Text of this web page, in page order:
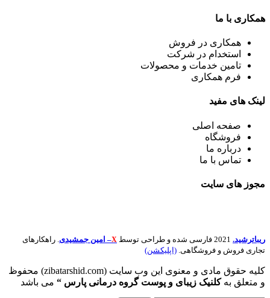
همکاری با ما
همکاری در فروش
استخدام در شرکت
تامین خدمات و محصولات
فرم همکاری
لینک های مفید
صفحه اصلی
فروشگاه
درباره ما
تماس با ما
مجوز های سایت
ریباترشید. 2021 فارسی شده و طراحی توسط X– امین جمشیدی. راهکارهای
تجاری فروش و فروشگاهی. (اپلیکشن)
کلیه حقوق مادی و معنوی این وب سایت (zibatarshid.com) محفوظ
و متعلق بهکلنیک زیبای و پوست گروه درمانی پارس “ می باشد